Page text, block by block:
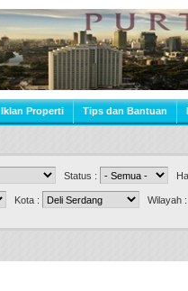
Iklan Properti Tips dan Bantuan
Status :
Kota : Wilayah